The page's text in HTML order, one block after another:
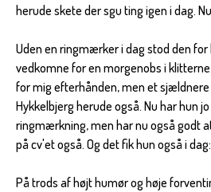
herude skete der sgu ting igen i dag.
Uden en ringmærker i dag stod den for
vedkomne for en morgenobs i
for mig efterhånden, men et
Hykkelbjerg herude også. Nu har hun
ringmærkning, men har nu også godt
på cv'et også. Og det fik hun også i
På trods af højt humør og høje